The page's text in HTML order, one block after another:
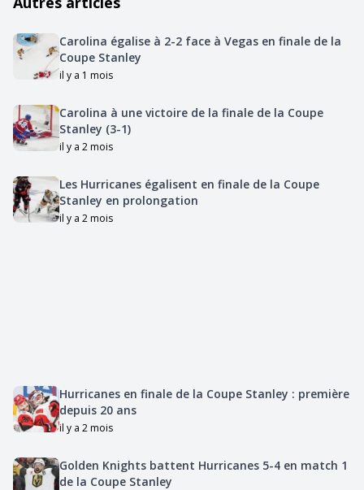
Carolina égalise à 2-2 face à Vegas en finale de la
Coupe Stanley
il y a 1 mois
Carolina à une victoire de la finale de la Coupe
Stanley (3-1)
il y a 2 mois
Les Hurricanes égalisent en finale de la Coupe
Stanley en prolongation
il y a 2 mois
Hurricanes en finale de la Coupe Stanley : première
depuis 20 ans
il y a 2 mois
Golden Knights battent Hurricanes 5-4 en match 1
de la Coupe Stanley